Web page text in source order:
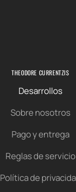
THEODORE CURRENTZIS
Desarrollos
Sobre nosotros
Pago y entrega
Reglas de servicio
Política de